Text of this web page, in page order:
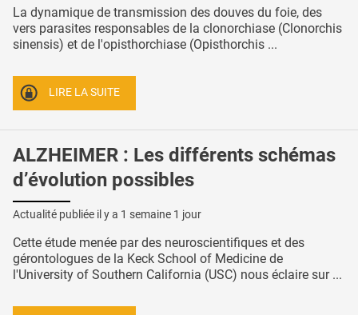
La dynamique de transmission des douves du foie, des
vers parasites responsables de la clonorchiase (Clonorchis
sinensis) et de l'opisthorchiase (Opisthorchis ...
LIRE LA SUITE
ALZHEIMER : Les différents schémas
d’évolution possibles
Actualité publiée il y a 1 semaine 1 jour
Cette étude menée par des neuroscientifiques et des
gérontologues de la Keck School of Medicine de
l'University of Southern California (USC) nous éclaire sur ...